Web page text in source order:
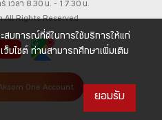
เวลา 8.30 น. – 17.30 น.
All Rights Reserved
One Account
สบการณ์ที่ดีในการใช้บริการให้แก่
ว็บไซต์ ท่านสามารถศึกษาเพิ่มเติม
ยอมรับ